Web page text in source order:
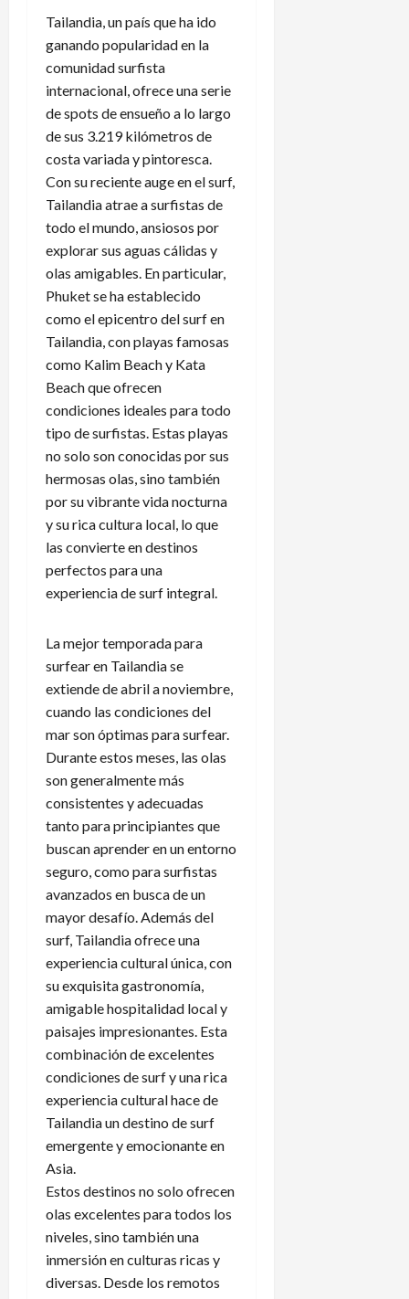
Tailandia, un país que ha ido
ganando popularidad en la
comunidad surfista
internacional, ofrece una serie
de spots de ensueño a lo largo
de sus 3.219 kilómetros de
costa variada y pintoresca.
Con su reciente auge en el surf,
Tailandia atrae a surfistas de
todo el mundo, ansiosos por
explorar sus aguas cálidas y
olas amigables. En particular,
Phuket se ha establecido
como el epicentro del surf en
Tailandia, con playas famosas
como Kalim Beach y Kata
Beach que ofrecen
condiciones ideales para todo
tipo de surfistas. Estas playas
no solo son conocidas por sus
hermosas olas, sino también
por su vibrante vida nocturna
y su rica cultura local, lo que
las convierte en destinos
perfectos para una
experiencia de surf integral.
La mejor temporada para
surfear en Tailandia se
extiende de abril a noviembre,
cuando las condiciones del
mar son óptimas para surfear.
Durante estos meses, las olas
son generalmente más
consistentes y adecuadas
tanto para principiantes que
buscan aprender en un entorno
seguro, como para surfistas
avanzados en busca de un
mayor desafío. Además del
surf, Tailandia ofrece una
experiencia cultural única, con
su exquisita gastronomía,
amigable hospitalidad local y
paisajes impresionantes. Esta
combinación de excelentes
condiciones de surf y una rica
experiencia cultural hace de
Tailandia un destino de surf
emergente y emocionante en
Asia.
Estos destinos no solo ofrecen
olas excelentes para todos los
niveles, sino también una
inmersión en culturas ricas y
diversas. Desde los remotos